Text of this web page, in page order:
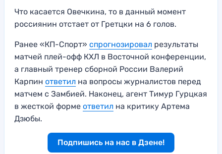
Что касается Овечкина, то в данный момент
россиянин отстает от Гретцки на 6 голов.
Ранее «КП-Спорт» спрогнозировал результаты
матчей плей-офф КХЛ в Восточной конференции,
а главный тренер сборной России Валерий
Карпин ответил на вопросы журналистов перед
матчем с Замбией. Наконец, агент Тимур Гурцкая
в жесткой форме ответил на критику Артема
Дзюбы.
Подпишись на нас в Дзене!